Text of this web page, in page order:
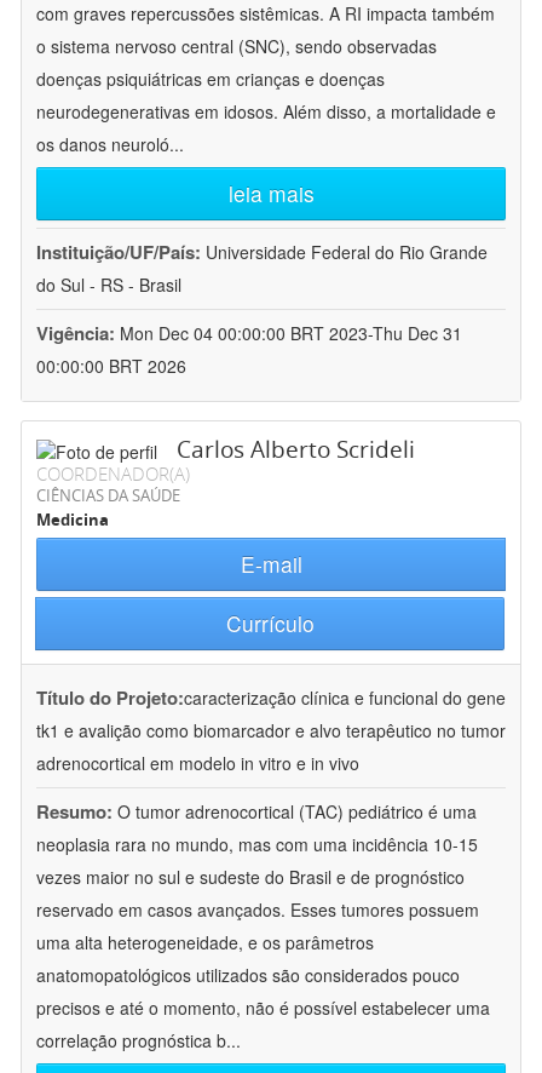
com graves repercussões sistêmicas. A RI impacta também
o sistema nervoso central (SNC), sendo observadas
doenças psiquiátricas em crianças e doenças
neurodegenerativas em idosos. Além disso, a mortalidade e
os danos neuroló...
leia mais
Instituição/UF/País: Universidade Federal do Rio Grande
do Sul - RS - Brasil
Vigência: Mon Dec 04 00:00:00 BRT 2023-Thu Dec 31
00:00:00 BRT 2026
Carlos Alberto Scrideli
COORDENADOR(A)
CIÊNCIAS DA SAÚDE
Medicina
E-mail
Currículo
Título do Projeto:caracterização clínica e funcional do gene
tk1 e avalição como biomarcador e alvo terapêutico no tumor
adrenocortical em modelo in vitro e in vivo
Resumo: O tumor adrenocortical (TAC) pediátrico é uma
neoplasia rara no mundo, mas com uma incidência 10-15
vezes maior no sul e sudeste do Brasil e de prognóstico
reservado em casos avançados. Esses tumores possuem
uma alta heterogeneidade, e os parâmetros
anatomopatológicos utilizados são considerados pouco
precisos e até o momento, não é possível estabelecer uma
correlação prognóstica b...